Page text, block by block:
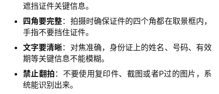
遮挡证件关键信息。
四角要完整：拍摄时确保证件的四个角都在取景框内，
手指不要挡住证件。
文字要清晰：对焦准确，身份证上的姓名、号码、有效
期等关键信息不能模糊。
禁止翻拍 ：不要使用复印件、截图或者P过的图片，系
统能识别出来。